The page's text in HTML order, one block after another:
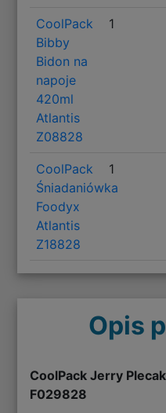
CoolPack
Bibby
Bidon na
napoje
420ml
Atlantis
Z08828
1
CoolPack
Śniadaniówka
Foodyx
Atlantis
Z18828
1
Opis
CoolPack Jerry
F029828